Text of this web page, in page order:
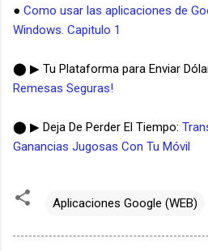
● Como usar las aplicaciones de
Windows. Capitulo 1
⬤ ▶ Tu Plataforma para Enviar
Remesas Seguras!
⬤ ▶ Deja De Perder El Tiempo:
Ganancias Jugosas Con Tu Móvil
Aplicaciones Google (WEB)